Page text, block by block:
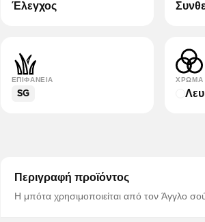
Έλεγχος
ΕΠΙΦΆΝΕΙΑ
SG
ΧΡΏΜΑ
Περιγραφή προϊόντος
Η μπότα χρησιμοποιείται από τον Άγγλο